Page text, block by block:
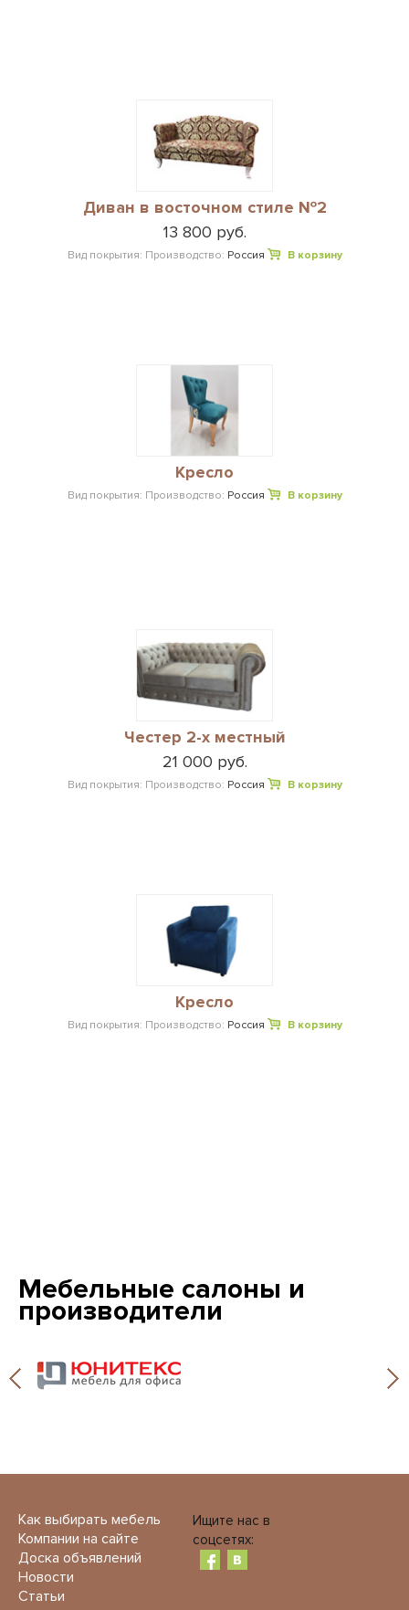
Диван в восточном стиле №2
13 800 руб.
Вид покрытия: Производство: Россия В корзину
Кресло
Вид покрытия: Производство: Россия В корзину
Честер 2-х местный
21 000 руб.
Вид покрытия: Производство: Россия В корзину
Кресло
Вид покрытия: Производство: Россия В корзину
Мебельные салоны и
производители
Как выбирать мебель
Компании на сайте
Доска объявлений
Новости
Статьи
Ищите нас в
соцсетях: